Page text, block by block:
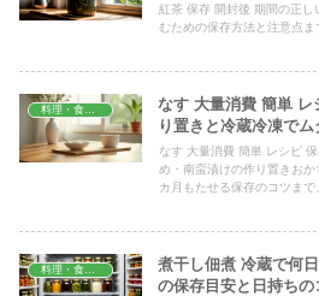
紅茶 保存 開封後 期間の正し
むための保存方法と注意点ま
料理・食材保存
なす 大量消費 簡単 レ
り置きと冷蔵冷凍で
なす 大量消費 簡単 レシピ
め・南蛮漬けの作り置きお
カ月もたせる保存のコツまで
料理・食材保存
煮干し佃煮 冷蔵で何
の保存目安と日持ちの